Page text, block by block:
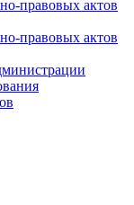
правовых актов
правовых актов